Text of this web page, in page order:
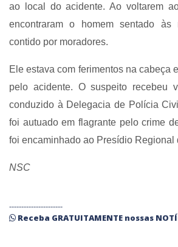
ao local do acidente. Ao voltarem
encontraram o homem sentado
contido por moradores.
Ele estava com ferimentos na cabeça
pelo acidente. O suspeito recebeu
conduzido à Delegacia de Polícia
foi autuado em flagrante pelo crime
foi encaminhado ao Presídio Regional
NSC
----------------------
Receba GRATUITAMENTE nossas